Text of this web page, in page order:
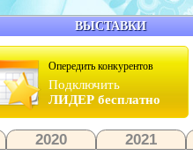
Опередить конкурентов
Подключить
ЛИДЕР бесплатно
2020 2021
ВЫСТАВКИ